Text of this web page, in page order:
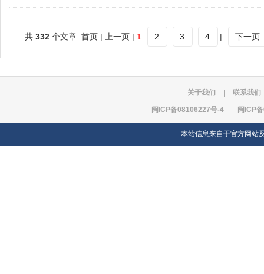
共332 个文章 首页 | 上一页 | 1 2 3 4 | 下一页
关于我们 联系我们
闽ICP备08106227号-4 闽ICP
本站信息来自于官方网站